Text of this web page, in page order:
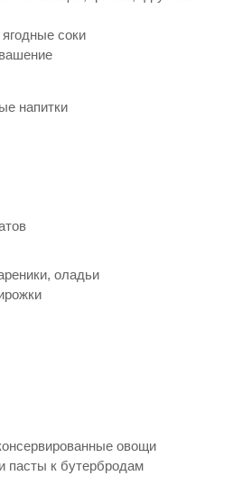
соки
напитки
оладьи
овощи
пасты к бутербродам